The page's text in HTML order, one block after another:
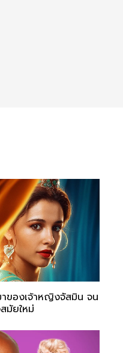
ของเจ้าหญิงจัสมิน จน